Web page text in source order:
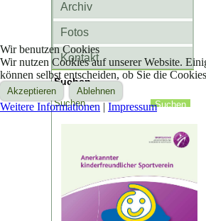
Archiv
Fotos
Kontakt
Suchen
Wir benutzen Cookies
Wir nutzen Cookies auf unserer Website.
können selbst entscheiden, ob Sie die
Akzeptieren Ablehnen
Weitere Informationen | Impressum